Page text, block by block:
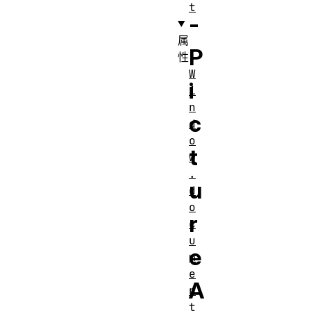
-
P
i
c
t
u
r
e
A
t
属
性
W
i
n
d
o
w
.
d
o
c
u
m
e
n
t